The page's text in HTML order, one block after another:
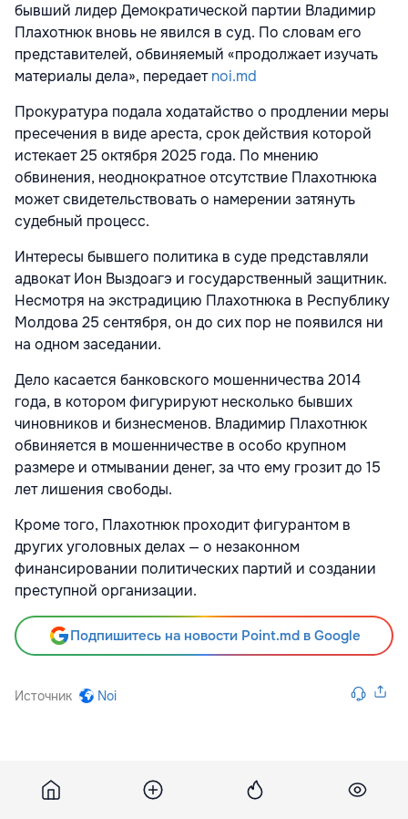
бывший лидер Демократической партии Владимир
Плахотнюк вновь не явился в суд. По словам его
представителей, обвиняемый «продолжает изучать
материалы дела», передаетnoi.md
Прокуратура подала ходатайство о продлении меры
пресечения в виде ареста, срок действия которой
истекает 25 октября 2025 года. По мнению
обвинения, неоднократное отсутствие Плахотнюка
может свидетельствовать о намерении затянуть
судебный процесс.
Интересы бывшего политика в суде представляли
адвокат Ион Выздоагэ и государственный защитник.
Несмотря на экстрадицию Плахотнюка в Республику
Молдова 25 сентября, он до сих пор не появился ни
на одном заседании.
Дело касается банковского мошенничества 2014
года, в котором фигурируют несколько бывших
чиновников и бизнесменов. Владимир Плахотнюк
обвиняется в мошенничестве в особо крупном
размере и отмывании денег, за что ему грозит до 15
лет лишения свободы.
Кроме того, Плахотнюк проходит фигурантом в
других уголовных делах — о незаконном
финансировании политических партий и создании
преступной организации.
Подпишитесь на новости Point.md в Google
Источник Noi